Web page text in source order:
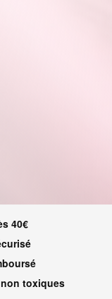
40€
non toxiques